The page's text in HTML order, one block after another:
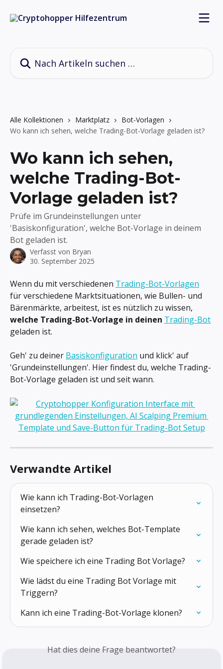
Alle Kollektionen Marktplatz
Bot-Vorlagen
Wo kann ich sehen, welche Trading-Bot-Vorlage geladen ist?
Wo kann ich sehen,
welche Trading-Bot-
Vorlage geladen ist?
Prüfe im Grundeinstellungen unter
'Basiskonfiguration', welche Bot-Vorlage in deinem
Bot geladen ist.
Verfasst von Bryan
30. September 2025
Wenn du mit verschiedenen Trading-Bot-Vorlagen
für verschiedene Marktsituationen, wie Bullen- und
Bärenmärkte, arbeitest, ist es nützlich zu wissen,
welche Trading-Bot-Vorlage in deinen Trading-Bot
geladen ist.
Geh' zu deiner Basiskonfiguration und klick' auf
'Grundeinstellungen'. Hier findest du, welche Trading-
Bot-Vorlage geladen ist und seit wann.
Verwandte Artikel
Wie kann ich Trading-Bot-Vorlagen
einsetzen?
Wie kann ich sehen, welches Bot-Template
gerade geladen ist?
Wie speichere ich eine Trading Bot Vorlage?
Wie lädst du eine Trading Bot Vorlage mit
Triggern?
Kann ich eine Trading-Bot-Vorlage klonen?
Hat dies deine Frage beantwortet?